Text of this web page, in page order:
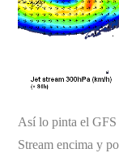
Así lo pinta el GFS
Stream encima y